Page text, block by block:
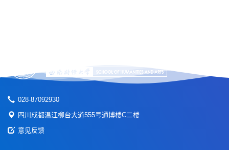
028-87092930
四川成都温江柳台大道555号通博楼C二楼
意见反馈